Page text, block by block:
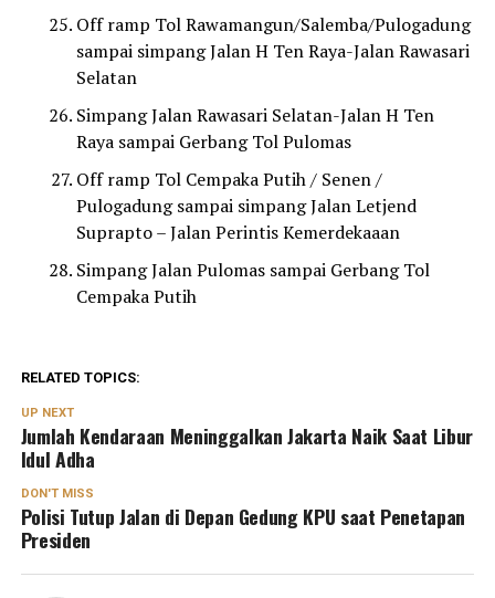
Off ramp Tol Rawamangun/Salemba/Pulogadung
sampai simpang Jalan H Ten Raya-Jalan Rawasari
Selatan
Simpang Jalan Rawasari Selatan-Jalan H Ten
Raya sampai Gerbang Tol Pulomas
Off ramp Tol Cempaka Putih / Senen /
Pulogadung sampai simpang Jalan Letjend
Suprapto – Jalan Perintis Kemerdekaaan
Simpang Jalan Pulomas sampai Gerbang Tol
Cempaka Putih
RELATED TOPICS:
UP NEXT
Jumlah Kendaraan Meninggalkan Jakarta Naik Saat Libur
Idul Adha
DON'T MISS
Polisi Tutup Jalan di Depan Gedung KPU saat Penetapan
Presiden